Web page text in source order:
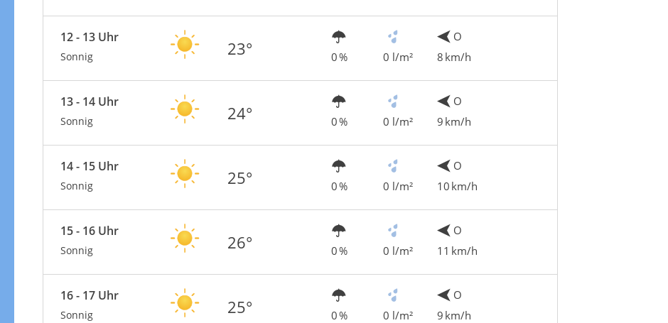
12 - 13 Uhr
Sonnig 23° 0 % 0 l/m²
O
8 km/h
13 - 14 Uhr
Sonnig 24° 0 % 0 l/m²
O
9 km/h
14 - 15 Uhr
Sonnig 25° 0 % 0 l/m²
O
10 km/h
15 - 16 Uhr
Sonnig 26° 0 % 0 l/m²
O
11 km/h
16 - 17 Uhr
Sonnig 25° 0 % 0 l/m²
O
9 km/h